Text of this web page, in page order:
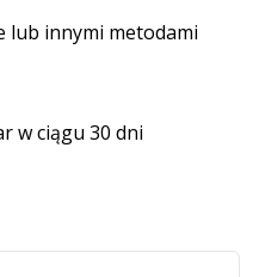
lub innymi metodami
w ciągu 30 dni